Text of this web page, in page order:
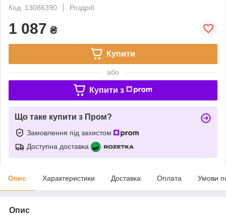
Код: 13086390
Роздріб
1 087 ₴
Купити
або
Купити з
Що таке купити з Пром?
Замовлення під захистом
Доступна доставка
Опис Характеристики Доставка Оплата Умови
Опис